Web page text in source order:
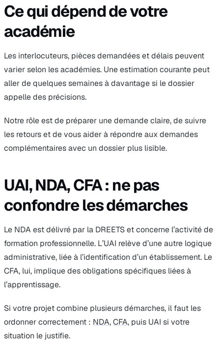
Ce qui dépend de votre
académie
Les interlocuteurs, pièces demandées et délais peuvent
varier selon les académies. Une estimation courante peut
aller de quelques semaines à davantage si le dossier
appelle des précisions.
Notre rôle est de préparer une demande claire, de suivre
les retours et de vous aider à répondre aux demandes
complémentaires avec un dossier plus lisible.
UAI, NDA, CFA : ne pas
confondre les démarches
Le NDA est délivré par la DREETS et concerne l’activité de
formation professionnelle. L’UAI relève d’une autre logique
administrative, liée à l’identification d’un établissement. Le
CFA, lui, implique des obligations spécifiques liées à
l’apprentissage.
Si votre projet combine plusieurs démarches, il faut les
ordonner correctement : NDA,CFA, puis UAI si votre
situation le justifie.